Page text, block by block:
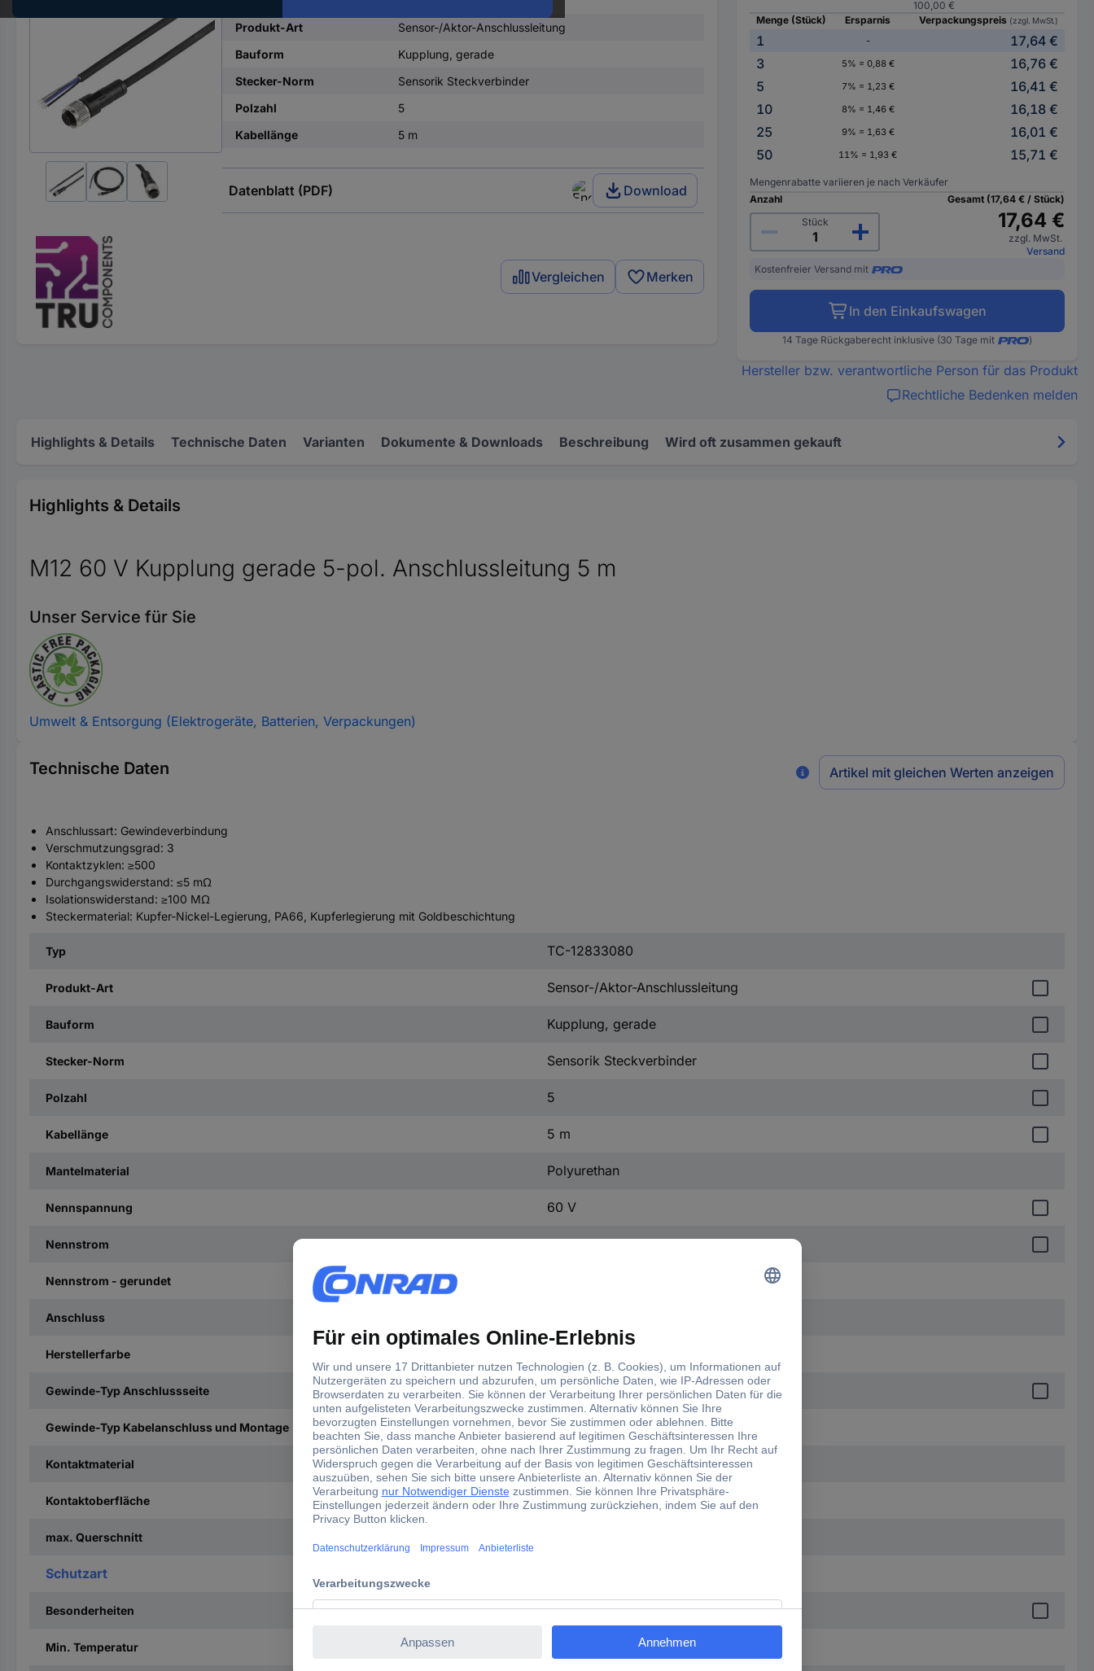
Produkt-Art
Sensor-/Aktor-Anschlussleitung
Bauform
Kupplung, gerade
Stecker-Norm
Sensorik Steckverbinder
Polzahl
5
Kabellänge
5 m
Datenblatt (PDF) Download
Vergleichen Merken
100,00 €
Menge (Stück)
Ersparnis Verpackungspreis (zzgl. MwSt.)
1 -
17,64 €
3
5% = 0,88 €
16,76 €
5
7% = 1,23 €
16,41 €
10
8% = 1,46 €
16,18 €
25
9% = 1,63 €
16,01 €
50
11% = 1,93 € 15,71 €
Mengenrabatte variieren je nach Verkäufer
Anzahl
Stück
Gesamt (17,64 € / Stück)
17,64 €
zzgl. MwSt.
Versand
Kostenfreier Versand mit
In den Einkaufswagen
14 Tage Rückgaberecht inklusive (30 Tage mit )
Hersteller bzw. verantwortliche Person für das Produkt
Rechtliche Bedenken melden
Highlights & Details Technische Daten Varianten Dokumente & Downloads Beschreibung Wird oft zusammen gekauft
Highlights & Details
M12 60 V Kupplung gerade 5-pol. Anschlussleitung 5 m
Unser Service für Sie
Umwelt & Entsorgung (Elektrogeräte, Batterien, Verpackungen)
Technische Daten Artikel mit gleichen Werten anzeigen
Anschlussart: Gewindeverbindung
Verschmutzungsgrad: 3
Kontaktzyklen: ≥500
Durchgangswiderstand: ≤5 mΩ
Isolationswiderstand: ≥100 MΩ
Steckermaterial: Kupfer-Nickel-Legierung, PA66, Kupferlegierung mit Goldbeschichtung
Typ TC-12833080
Produkt-Art Sensor-/Aktor-Anschlussleitung
Bauform Kupplung, gerade
Stecker-Norm Sensorik Steckverbinder
Polzahl 5
Kabellänge 5 m
Mantelmaterial Polyurethan
Nennspannung 60 V
Nennstrom 4 A
Nennstrom - gerundet
Anschluss
Herstellerfarbe
Gewinde-Typ Anschlussseite M12
Gewinde-Typ Kabelanschluss und Montage M12
Kontaktmaterial Kupferlegierung
Kontaktoberfläche Kupferlegierung vergoldet
max. Querschnitt
Schutzart
Besonderheiten Ethernet
Min. Temperatur